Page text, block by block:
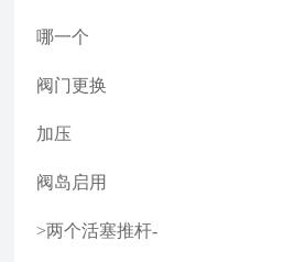
哪一个
阀门更换
加压
阀岛启用
>两个活塞推杆-